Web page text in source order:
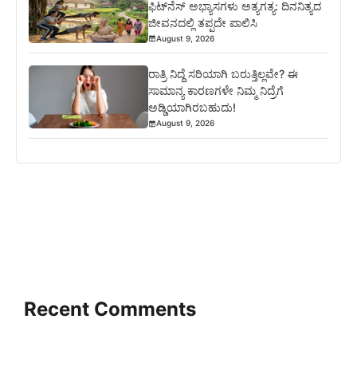
ಫಿಟ್‌ನೆಸ್‌ ಅಭ್ಯಾಸಗಳು ಅತ್ಯಗತ್ಯ: ದಿನನಿತ್ಯದ
ಜೀವನದಲ್ಲಿ ತಪ್ಪದೇ ಪಾಲಿಸಿ
August 9, 2026
ರಾತ್ರಿ ನಿದ್ದೆ ಸರಿಯಾಗಿ ಬರುತ್ತಿಲ್ಲವೇ? ಈ
ಸಾಮಾನ್ಯ ಕಾರಣಗಳೇ ನಿಮ್ಮ ನಿದ್ರೆಗೆ
ಅಡ್ಡಿಯಾಗಿರಬಹುದು!
August 9, 2026
Recent Comments